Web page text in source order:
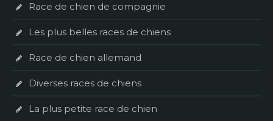
Race de chien de compagnie
Les plus belles races de chiens
Race de chien allemand
Diverses races de chiens
La plus petite race de chien